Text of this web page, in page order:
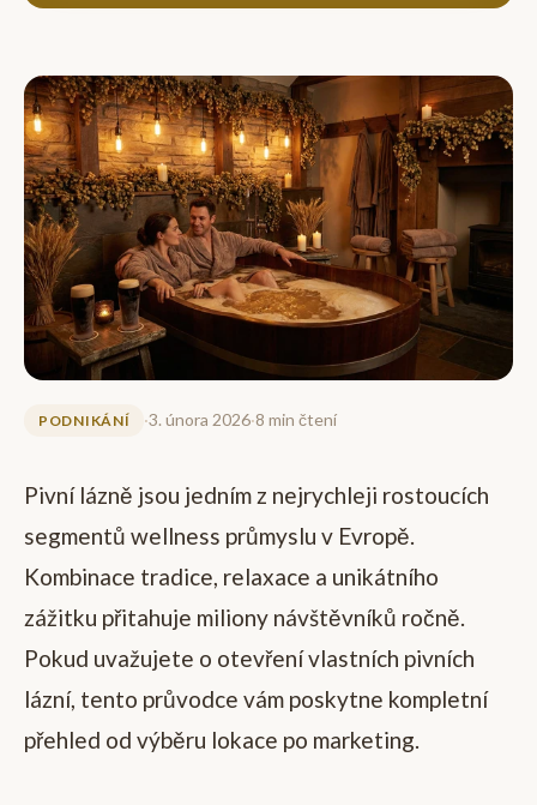
PODNIKÁNÍ ·3. února 2026·8 min čtení
Pivní lázně jsou jedním z nejrychleji rostoucích
segmentů wellness průmyslu v Evropě.
Kombinace tradice, relaxace a unikátního
zážitku přitahuje miliony návštěvníků ročně.
Pokud uvažujete o otevření vlastních pivních
lázní, tento průvodce vám poskytne kompletní
přehled od výběru lokace po marketing.